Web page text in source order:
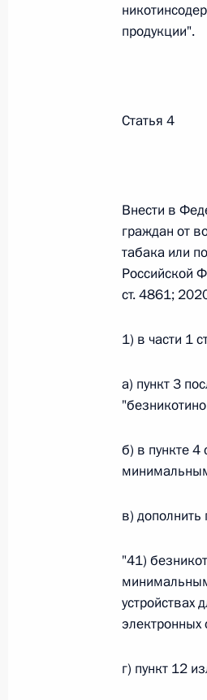
и признании
О внесении
26 июля 2026
О
Министров
26 июля 2026
О внесении
26 июля 2026
продукции".
Статья 4
Внести в
граждан от
табака или
Российской
ст. 4861;
1) в части 1
а) пункт 3
б) в пункте 4
в)
"41)
устройствах
электронных
г) пункт 12